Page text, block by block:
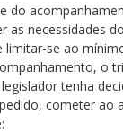
do
necessidades
limitar-se ao
o
tenha
cometer